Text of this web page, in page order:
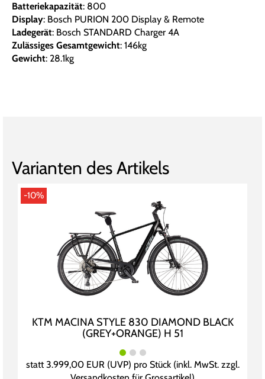
Batteriekapazität: 800
Display: Bosch PURION 200 Display & Remote
Ladegerät: Bosch STANDARD Charger 4A
Zulässiges Gesamtgewicht: 146kg
Gewicht: 28.1kg
Varianten des Artikels
-10%
KTM MACINA STYLE 830 DIAMOND BLACK
(GREY+ORANGE) H 51
statt3.999,00 EUR(UVP) pro Stück (inkl. MwSt. zzgl.